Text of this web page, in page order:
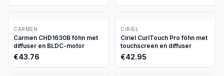
CARMEN
Carmen CHD1630B föhn met
diffuser en BLDC-motor
€43.76
CIRIEL
Ciriel CurlTouch Pro föhn met
touchscreen en diffuser
€42.95